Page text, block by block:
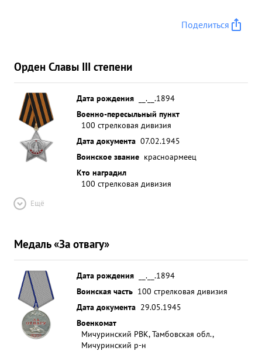
Поделиться
Орден Славы III степени
Дата рождения
__.__.1894
Военно-пересыльный пункт
100 стрелковая дивизия
Дата документа 07.02.1945
Воинское звание красноармеец
Кто наградил
100 стрелковая дивизия
Ещё
Медаль «За отвагу»
Дата рождения
__.__.1894
Воинская часть 100 стрелковая дивизия
Дата документа 29.05.1945
Военкомат
Мичуринский РВК, Тамбовская обл.,
Мичуринский р-н